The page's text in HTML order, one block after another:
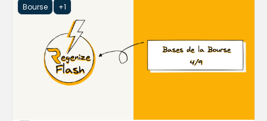
Bourse +1